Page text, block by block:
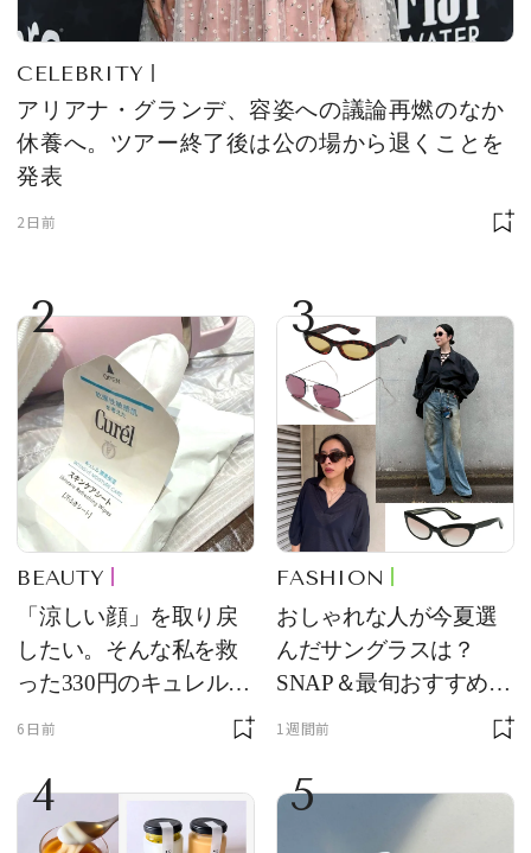
CELEBRITY
アリアナ・グランデ、容姿への議論再燃のなか
休養へ。ツアー終了後は公の場から退くことを
発表
2日前
2
BEAUTY
「涼しい顔」を取り戻
したい。そんな私を救
った330円のキュレル名
6日前
3
FASHION
おしゃれな人が今夏選
んだサングラスは？
SNAP＆最旬おすすめサ
1週間前
4 5